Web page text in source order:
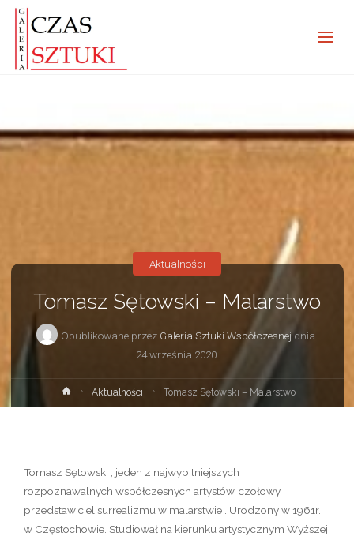
Tomasz Sętowski – Malarstwo
Opublikowane przez Galeria Sztuki Współczesnej dnia
24 września 2020
Aktualności
Strona
główna
Aktualności Tomasz Sętowski – Malarstwo
Tomasz Sętowski , jeden z najwybitniejszych i
rozpoznawalnych współczesnych artystów, czołowy
przedstawiciel surrealizmu w malarstwie . Urodzony w 1961r.
w Częstochowie. Studiował na kierunku artystycznym Wyższej